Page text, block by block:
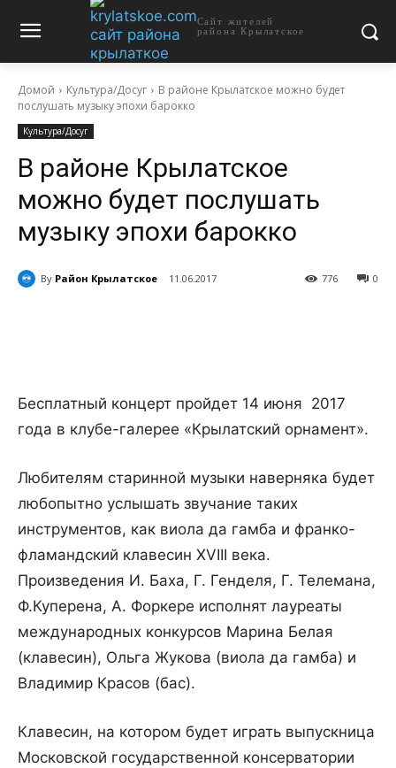
Сайт жителей
района Крылатское
Домой Культура/Досуг
В районе Крылатское можно будет
послушать музыку эпохи барокко
Культура/Досуг
В районе Крылатское
можно будет послушать
музыку эпохи барокко
By Район Крылатское 11.06.2017 0
776
Бесплатный концерт пройдет 14 июня 2017
года в клубе-галерее «Крылатский орнамент».
Любителям старинной музыки наверняка будет
любопытно услышать звучание таких
инструментов, как виола да гамба и франко-
фламандский клавесин XVIII века.
Произведения И. Баха, Г. Генделя, Г. Телемана,
Ф.Куперена, А. Форкере исполнят лауреаты
международных конкурсов Марина Белая
(клавесин), Ольга Жукова (виола да гамба) и
Владимир Красов (бас).
Клавесин, на котором будет играть выпускница
Московской государственной консерватории